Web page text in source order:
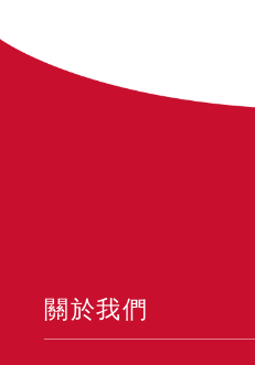
關於我們